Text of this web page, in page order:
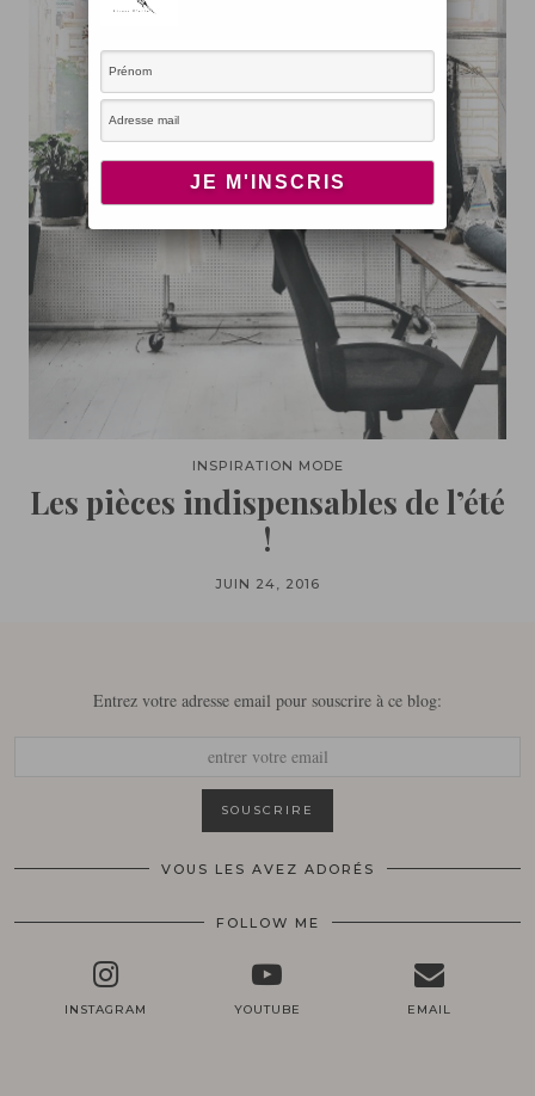
INSPIRATION MODE
Les pièces indispensables de l’été
!
JUIN 24, 2016
Entrez votre adresse email pour souscrire à ce blog:
VOUS LES AVEZ ADORÉS
FOLLOW ME
INSTAGRAM YOUTUBE EMAIL